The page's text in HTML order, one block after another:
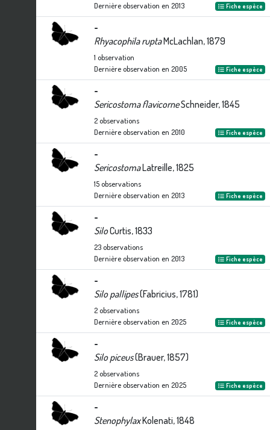
Dernière observation en 2013 Fiche espèce
-
Rhyacophila ruptaMcLachlan, 1879
1 observation
Dernière observation en 2005 Fiche espèce
-
Sericostoma flavicorneSchneider, 1845
2observations
Dernière observation en 2010 Fiche espèce
-
SericostomaLatreille, 1825
15observations
Dernière observation en 2013 Fiche espèce
-
SiloCurtis, 1833
23observations
Dernière observation en 2013 Fiche espèce
-
Silo pallipes(Fabricius, 1781)
2observations
Dernière observation en 2025 Fiche espèce
-
Silo piceus(Brauer, 1857)
2observations
Dernière observation en 2025 Fiche espèce
-
StenophylaxKolenati, 1848